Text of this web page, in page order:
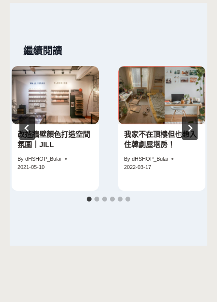
繼續閱讀
改造牆壁顏色打造空間
氛圍｜JILL
By dHSHOP_Bulai
2021-05-10
我家不在頂樓但也想入
住韓劇屋塔房！
By dHSHOP_Bulai
2022-03-17